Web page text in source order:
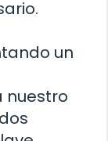
un
nuestro